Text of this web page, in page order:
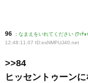
96 : なまえをいれてください (ﾜｯ
12:48:11.07 ID:esNMPUJ40 .net
>>84
ヒッセントゥーン